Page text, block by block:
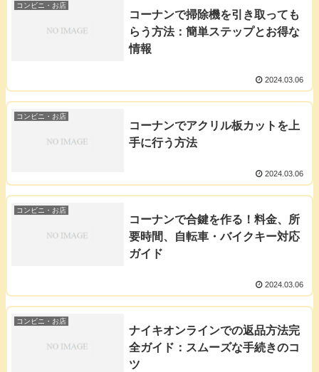
コンビニ・お店
コーナンで掃除機を引き取っても
らう方法：簡単ステップとお得な
情報
2024.03.06
コンビニ・お店
コーナンでアクリル板カットを上
手に行う方法
2024.03.06
コンビニ・お店
コーナンで合鍵を作る！料金、所
要時間、自転車・バイクキー対応
ガイド
2024.03.06
コンビニ・お店
ナイキオンラインでの返品方法完
全ガイド：スムーズな手続きのコ
ツ